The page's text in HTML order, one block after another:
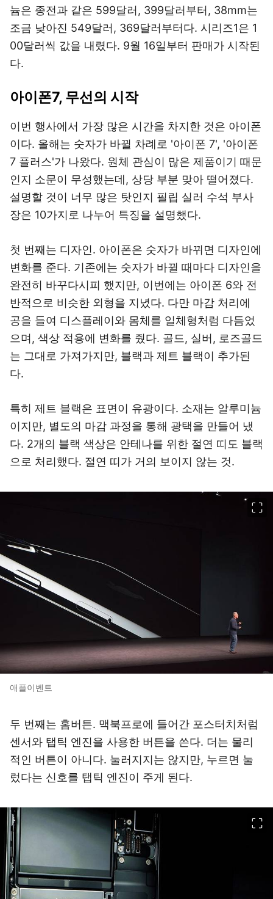
늄은 종전과 같은 599달러, 399달러부터, 38mm는
조금 낮아진 549달러, 369달러부터다. 시리즈1은 1
00달러씩 값을 내렸다. 9월 16일부터 판매가 시작된
다.
아이폰7, 무선의 시작
이번 행사에서 가장 많은 시간을 차지한 것은 아이폰
이다. 올해는 숫자가 바뀔 차례로 '아이폰 7', '아이폰
7 플러스'가 나왔다. 원체 관심이 많은 제품이기 때문
인지 소문이 무성했는데, 상당 부분 맞아 떨어졌다.
설명할 것이 너무 많은 탓인지 필립 실러 수석 부사
장은 10가지로 나누어 특징을 설명했다.
첫 번째는 디자인. 아이폰은 숫자가 바뀌면 디자인에
변화를 준다. 기존에는 숫자가 바뀔 때마다 디자인을
완전히 바꾸다시피 했지만, 이번에는 아이폰 6와 전
반적으로 비슷한 외형을 지녔다. 다만 마감 처리에
공을 들여 디스플레이와 몸체를 일체형처럼 다듬었
으며, 색상 적용에 변화를 줬다. 골드, 실버, 로즈골드
는 그대로 가져가지만, 블랙과 제트 블랙이 추가된
다.
특히 제트 블랙은 표면이 유광이다. 소재는 알루미늄
이지만, 별도의 마감 과정을 통해 광택을 만들어 냈
다. 2개의 블랙 색상은 안테나를 위한 절연 띠도 블랙
으로 처리했다. 절연 띠가 거의 보이지 않는 것.
애플이벤트
두 번째는 홈버튼. 맥북프로에 들어간 포스터치처럼
센서와 탭틱 엔진을 사용한 버튼을 쓴다. 더는 물리
적인 버튼이 아니다. 눌러지지는 않지만, 누르면 눌
렀다는 신호를 탭틱 엔진이 주게 된다.